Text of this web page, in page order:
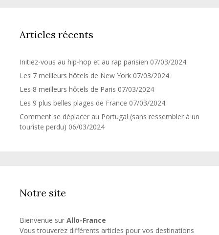
Articles récents
Initiez-vous au hip-hop et au rap parisien 07/03/2024
Les 7 meilleurs hôtels de New York 07/03/2024
Les 8 meilleurs hôtels de Paris 07/03/2024
Les 9 plus belles plages de France 07/03/2024
Comment se déplacer au Portugal (sans ressembler à un
touriste perdu) 06/03/2024
Notre site
Bienvenue sur Allo-France
Vous trouverez différents articles pour vos destinations